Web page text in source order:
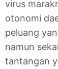
virus
otonomi
peluang
namun
tantangan